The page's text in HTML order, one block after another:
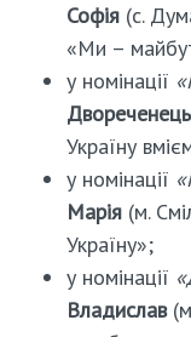
Софія (с.
«Ми –
у номінації
Двореченець
Україну
у номінації
Марія (м.
Україну»;
у номінації
Владислав